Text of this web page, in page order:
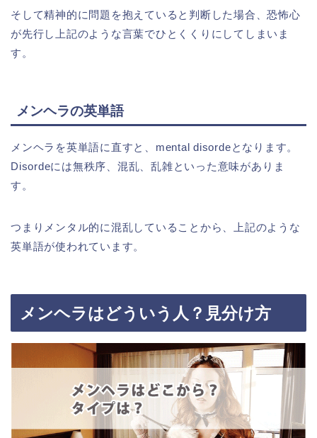
そして精神的に問題を抱えていると判断した場合、恐怖心
が先行し上記のような言葉でひとくくりにしてしまいま
す。
メンヘラの英単語
メンヘラを英単語に直すと、mental disordeとなります。
Disordeには無秩序、混乱、乱雑といった意味がありま
す。
つまりメンタル的に混乱していることから、上記のような
英単語が使われています。
メンヘラはどういう人？見分け方